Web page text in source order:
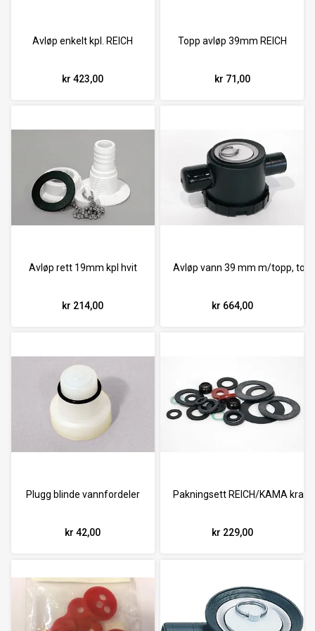
Avløp enkelt kpl. REICH
kr 423,00
Topp avløp 39mm REICH
kr 71,00
Avløp rett 19mm kpl hvit
kr 214,00
Avløp vann 39 mm m/topp, to
kr 664,00
Plugg blinde vannfordeler
kr 42,00
Pakningsett REICH/KAMA
kr 229,00